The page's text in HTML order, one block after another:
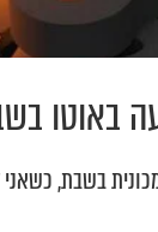
באוטו
בשבת, כשאני